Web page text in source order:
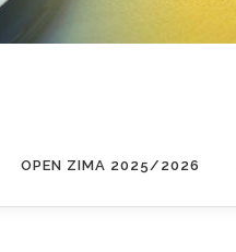
OPEN ZIMA 2025/2026